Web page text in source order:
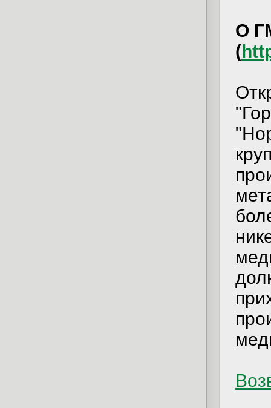
О
(